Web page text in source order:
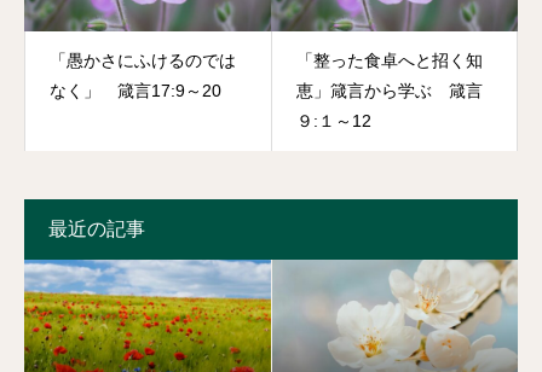
「愚かさにふけるのでは
なく」 箴言17:9～20
「整った食卓へと招く知
恵」箴言から学ぶ 箴言
９:１～12
最近の記事